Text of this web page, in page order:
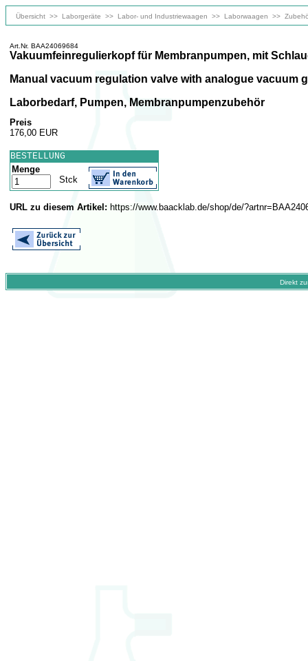
Übersicht >> Laborgeräte >> Labor- und Industriewaagen >> Laborwaagen >>
Art.Nr. BAA24069684
Vakuumfeinregulierkopf für Membranpumpen, mit
Manual vacuum regulation valve with analogue vacuum
Laborbedarf, Pumpen, Membranpumpenzubehör
Preis
176,00 EUR
BESTELLUNG
Menge
Stck
URL zu diesem Artikel: https://www.baacklab.de/shop/de/
Direkt